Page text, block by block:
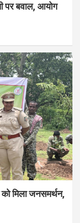
पर बवाल, आयोग
मिला जनसमर्थन,